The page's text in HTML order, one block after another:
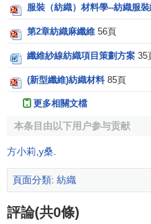
3．比強度
強力與線密度之比稱為比
定單位為N/tex，紡織纖維常
4．斷裂伸長率
斷裂伸長率是衡量纖維變
5．彈性
紡織纖維及其製品在
服裝（紡織）材料學--紡織服
第2章紡織麻纖維 56頁
纖維紗線紡織項目策劃方案 35
(新型纖維)紡織材料 85頁
更多相關文檔
本条目由以下用户参与贡献
方小莉 y桑
頁面分類: 紡織
評論(共0條)